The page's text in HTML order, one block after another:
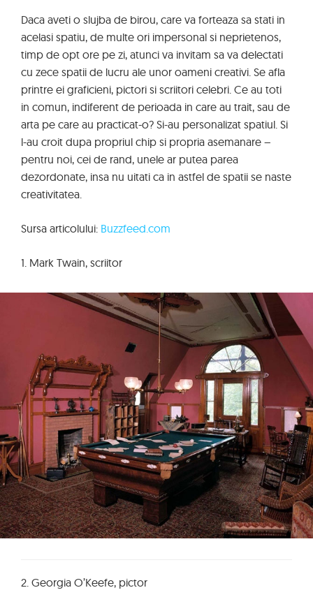
Daca aveti o slujba de birou, care va forteaza sa stati in
acelasi spatiu, de multe ori impersonal si neprietenos,
timp de opt ore pe zi, atunci va invitam sa va delectati
cu zece spatii de lucru ale unor oameni creativi. Se afla
printre ei graficieni, pictori si scriitori celebri. Ce au toti
in comun, indiferent de perioada in care au trait, sau de
arta pe care au practicat-o? Si-au personalizat spatiul. Si
l-au croit dupa propriul chip si propria asemanare –
pentru noi, cei de rand, unele ar putea parea
dezordonate, insa nu uitati ca in astfel de spatii se naste
creativitatea.
Sursa articolului: Buzzfeed.com
1. Mark Twain, scriitor
2. Georgia O’Keefe, pictor